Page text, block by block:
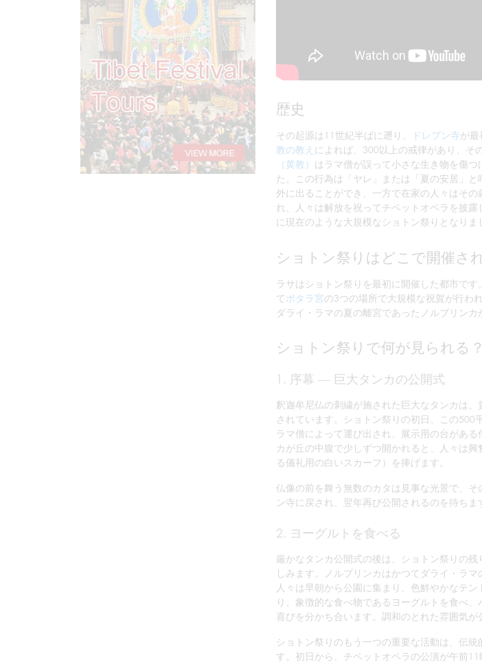
歴史
その起源は11世紀半ばに遡り、 ドレプン寺が最
教の教え によれば、300以上の戒律があり、そ
（黄教） はラマ僧が誤って小さな生き物を傷
た。この行為は「ヤレ」または「夏の安居」
外に出ることができ、一方で在家の人々はそ
れ、人々は解放を祝ってチベットオペラを披
に現在のような大規模なショトン祭りとなりま
ショトン祭りはどこで開催さ
ラサはショトン祭りを最初に開催した都市です。
てポタラ宮の3つの場所で大規模な祝賀が行わ
ダライ・ラマの夏の離宮であったノルブリンカ
ショトン祭りで何が見られる？
1. 序幕 ― 巨大タンカの公開式
釈迦牟尼仏の刺繍が施された巨大なタンカは
されています。ショトン祭りの初日、この500
ラマ僧によって運び出され、展示用の台があ
カが丘の中腹で少しずつ開かれると、人々は
る儀礼用の白いスカーフ）を捧げます。
仏像の前を舞う無数のカタは見事な光景で、
ン寺に戻され、翌年再び公開されるのを待ちま
2. ヨーグルトを食べる
厳かなタンカ公開式の後は、ショトン祭りの
しみます。ノルブリンカはかつてダライ・ラ
人々は早朝から公園に集まり、色鮮やかなテ
り、象徴的な食べ物であるヨーグルトを食べ
喜びを分かち合います。調和のとれた雰囲気が
ショトン祭りのもう一つの重要な活動は、伝
す。初日から、チベットオペラの公演が午前11